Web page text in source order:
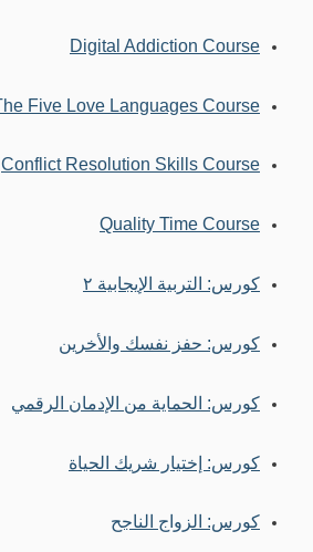
Digital Addiction Course
The Five Love Languages Course
Conflict Resolution Skills Course
Quality Time Course
كورس: التربية الإيجابية ٢
كورس: حفز نفسك والأخرين
كورس: الحماية من الإدمان الرقمي
كورس: إختيار شريك الحياة
كورس: الزواج الناجح